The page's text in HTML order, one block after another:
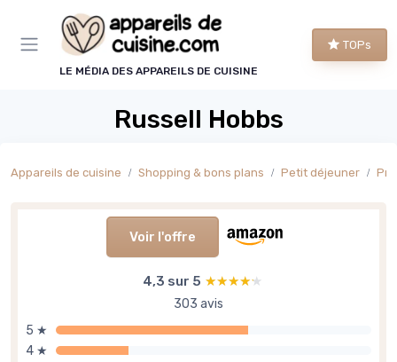
LE MÉDIA DES APPAREILS DE CUISINE
TOPs
Russell Hobbs
Appareils de cuisine Shopping & bons plans Petit déjeuner
Voir l'offre
4,3 sur 5 ★★★★★
★★★★★
303 avis
5 ★
4 ★
Panneau de gestion des cookies